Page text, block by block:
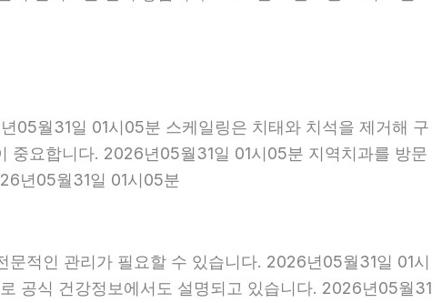
05월31일 01시05분 스케일링은 치태와 치석을 제거해 구
중요합니다. 2026년05월31일 01시05분 지역치과를 방문
년05월31일 01시05분
적인 관리가 필요할 수 있습니다. 2026년05월31일 01시
공식 건강정보에서도 설명되고 있습니다. 2026년05월31